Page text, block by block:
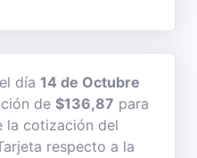
día 14 de Octubre
de $136,87 para
la cotización del
respecto a la